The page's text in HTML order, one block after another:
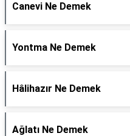
Canevi Ne Demek
Yontma Ne Demek
Hâlihazır Ne Demek
Ağlatı Ne Demek